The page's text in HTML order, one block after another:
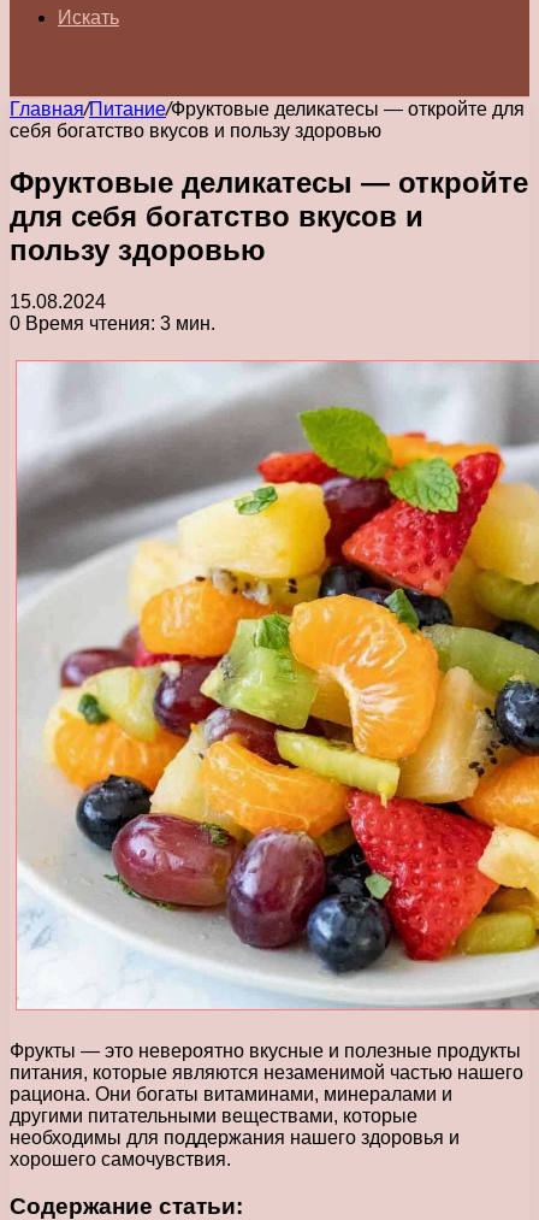
Искать
Главная/Питание/Фруктовые деликатесы — откройте для
себя богатство вкусов и пользу здоровью
Фруктовые деликатесы — откройте
для себя богатство вкусов и
пользу здоровью
15.08.2024
0 Время чтения: 3 мин.
Фрукты — это невероятно вкусные и полезные продукты
питания, которые являются незаменимой частью нашего
рациона. Они богаты витаминами, минералами и
другими питательными веществами, которые
необходимы для поддержания нашего здоровья и
хорошего самочувствия.
Содержание статьи: